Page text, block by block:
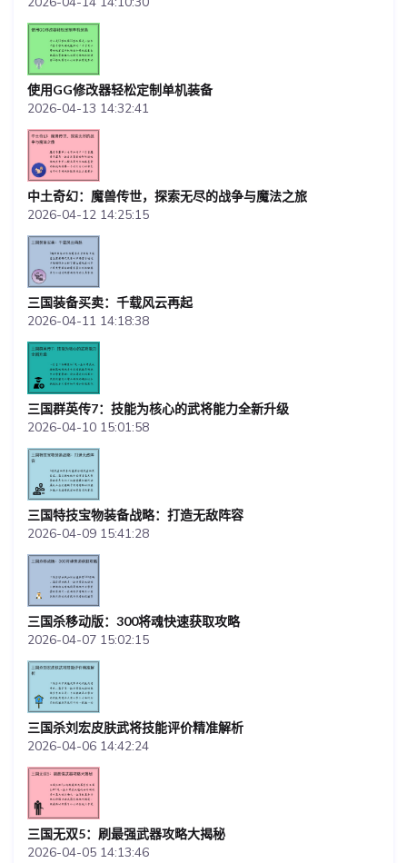
使用GG修改器轻松定制单机装备
2026-04-13 14:32:41
中土奇幻：魔兽传世，探索无尽的战争与魔法之旅
2026-04-12 14:25:15
三国装备买卖：千载风云再起
2026-04-11 14:18:38
三国群英传7：技能为核心的武将能力全新升级
2026-04-10 15:01:58
三国特技宝物装备战略：打造无敌阵容
2026-04-09 15:41:28
三国杀移动版：300将魂快速获取攻略
2026-04-07 15:02:15
三国杀刘宏皮肤武将技能评价精准解析
2026-04-06 14:42:24
三国无双5：刷最强武器攻略大揭秘
2026-04-05 14:13:46